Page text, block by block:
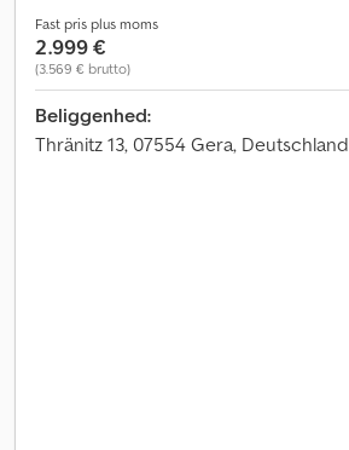
Fast pris plus moms
2.999 €
(3.569 € brutto)
Beliggenhed:
Thränitz 13, 07554 Gera, Deutschland